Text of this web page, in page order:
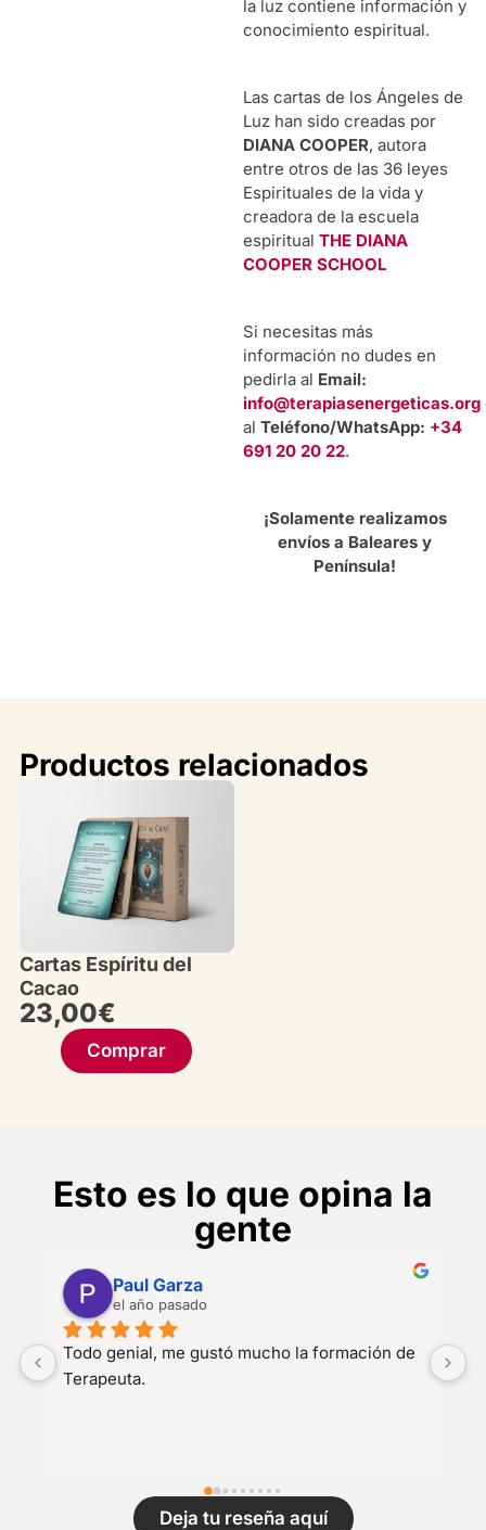
la luz contiene información y
conocimiento espiritual.
Las cartas de los Ángeles de
Luz han sido creadas por
DIANA COOPER, autora
entre otros de las 36 leyes
Espirituales de la vida y
creadora de la escuela
espiritual THE DIANA
COOPER SCHOOL
Si necesitas más
información no dudes en
pedirla al Email:
info@terapiasenergeticas.org
al Teléfono/WhatsApp: +34
691 20 20 22.
¡Solamente realizamos
envíos a Baleares y
Península!
Productos relacionados
Cartas Espíritu del
Cacao
23,00€
Comprar
Esto es lo que opina la
gente
Abril194
hace 2 años
se asusta
Deja tu reseña aquí